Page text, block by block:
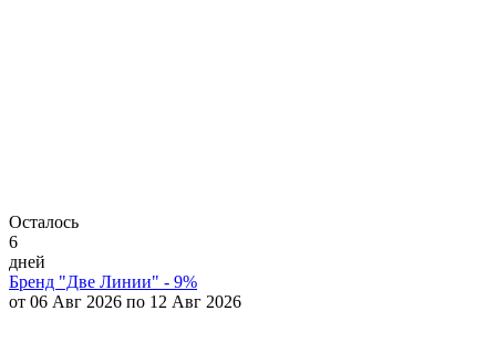
Осталось
6
дней
Бренд "Две Линии" - 9%
от 06 Авг 2026 по 12 Авг 2026